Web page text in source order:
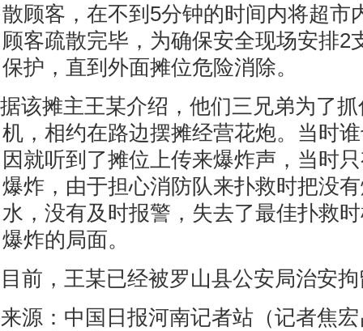
散顾客，在不到5分钟的时间内将超市
顾客疏散完毕，为确保安全现场安排2
保护，直到外面摊位危险消除。
据该摊主王某介绍，他们三兄弟为了
机，相约在路边摆摊经营花炮。当时
因就听到了摊位上传来爆炸声，当时
爆炸，由于担心消防队来扑救时把没
水，没有及时报警，失去了最佳扑救
爆炸的局面。
目前，王某已经被罗山县公安局治安
来源：中国日报河南记者站（记者焦